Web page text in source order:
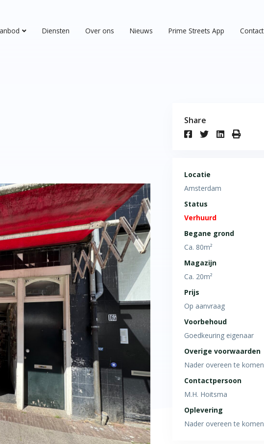
Diensten Over ons Nieuws Prime Streets App Contact
Share
Locatie
Amsterdam
Status
Verhuurd
Begane grond
Ca. 80m²
Magazijn
Ca. 20m²
Prijs
Op aanvraag
Voorbehoud
Goedkeuring eigenaar
Overige voorwaarden
Nader overeen te komen
Contactpersoon
M.H. Hoitsma
Oplevering
Nader overeen te komen